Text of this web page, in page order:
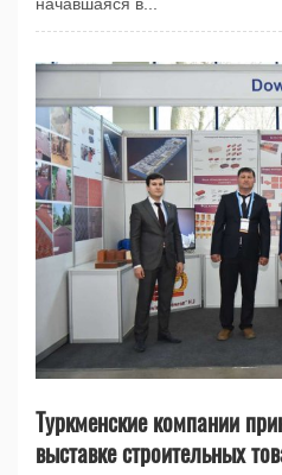
начавшаяся в...
Туркменские компании
выставке строительных